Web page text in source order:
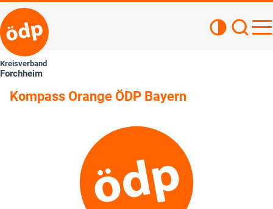
Kreisverband
Forchheim
Kompass Orange ÖDP Bayern